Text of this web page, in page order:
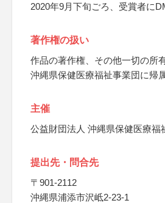
2020年9月下旬ごろ、受賞者に
著作権の扱い
作品の著作権、その他一切の所
沖縄県保健医療福祉事業団に帰
主催
公益財団法人 沖縄県保健医療福
提出先・問合先
〒901-2112
沖縄県浦添市沢岻2-23-1